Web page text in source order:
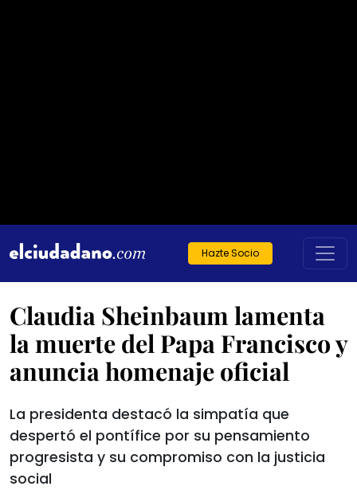
Hazte Socio
Claudia Sheinbaum lamenta
la muerte del Papa Francisco y
anuncia homenaje oficial
La presidenta destacó la simpatía que
despertó el pontífice por su pensamiento
progresista y su compromiso con la justicia
social